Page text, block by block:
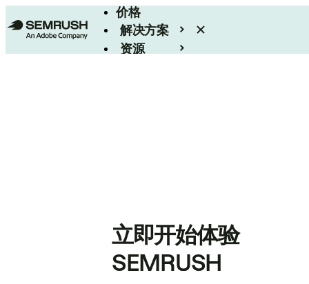
价格
解决方案
资源
立即开始体验
SEMRUSH